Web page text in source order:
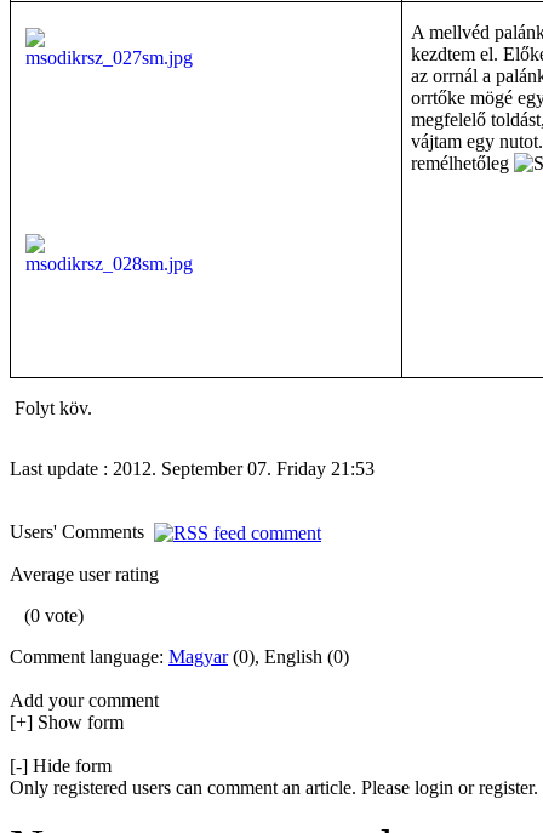
A mellvéd
kezdtem el.
az orrnál a
orrtőke mögé
megfelelő
vájtam egy
remélhetőleg
Folyt köv.
Last update : 2012. September 07. Friday 21:53
Users' Comments
Average user rating
(0 vote)
Comment language: Magyar(0), English (0)
Add your comment
[+] Show form
[-] Hide form
Only registered users can comment an article. Please login or register.